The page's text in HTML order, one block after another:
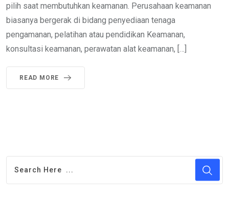
pilih saat membutuhkan keamanan. Perusahaan keamanan
biasanya bergerak di bidang penyediaan tenaga
pengamanan, pelatihan atau pendidikan Keamanan,
konsultasi keamanan, perawatan alat keamanan, […]
READ MORE